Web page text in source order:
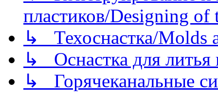
пластиков/Designing of
↳ Техоснастка/Molds
↳ Оснастка для литья
↳ Горячеканальные